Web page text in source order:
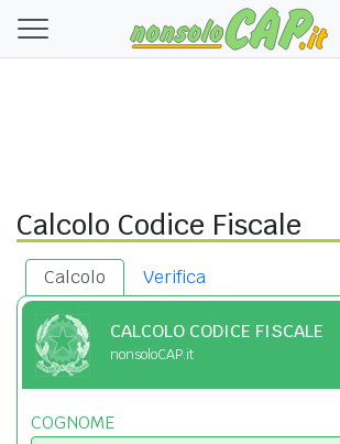
Calcolo Codice Fiscale
Calcolo Verifica
CALCOLO CODICE FISCALE
nonsoloCAP.it
COGNOME